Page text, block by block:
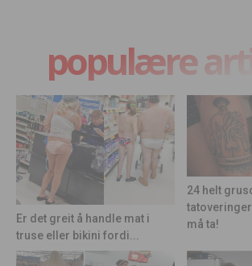
populære
Er det greit å handle mat i
truse eller bikini fordi...
24 helt
tatoveringer
må ta!